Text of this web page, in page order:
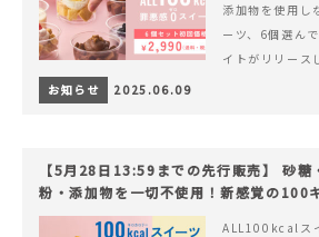
添加物を使用し
ーツ、6個選ん
イトがリリース
お知らせ
2025.06.09
【5月28日13:59までの先行販売】 砂糖
粉・添加物を一切不使用！新感覚の100
ツでヘルシーライフを。
ALL100kcalス